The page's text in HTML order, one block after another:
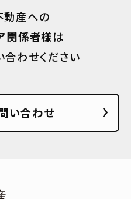
動産への
関係者様は
合わせください
い合わせ